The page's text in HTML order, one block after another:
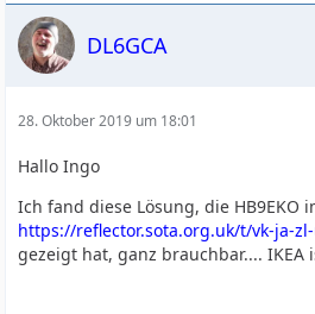
DL6GCA
28. Oktober 2019 um 18:01
Hallo Ingo
Ich fand diese Lösung, die HB9EKO
https://reflector.sota.org.uk/t/vk-ja-
gezeigt hat, ganz brauchbar....